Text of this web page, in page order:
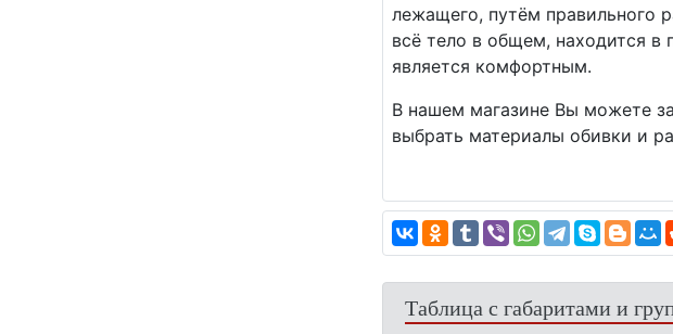
лежащего, путём правильного
всё тело в общем, находится в
является комфортным.
В нашем магазине Вы можете
выбрать материалы обивки и
Таблица с габаритами и